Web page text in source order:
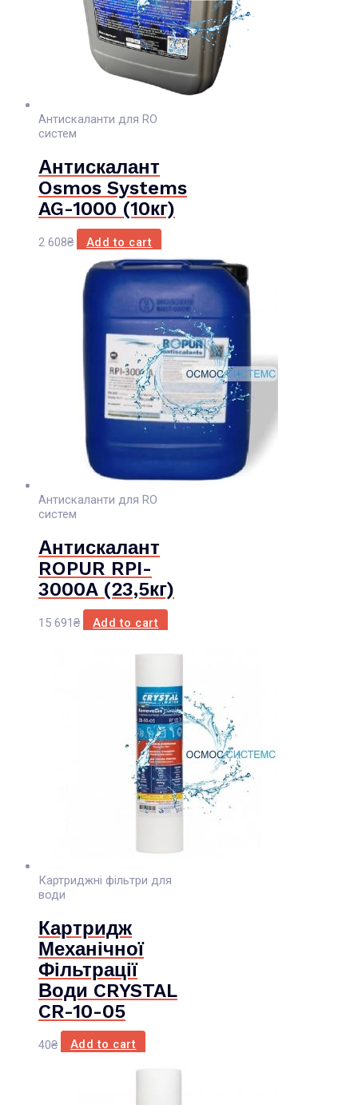
Антискаланти для RO
систем
Антискалант
Osmos Systems
AG-1000 (10кг)
2 608₴ Add to cart
Антискаланти для RO
систем
Антискалант
ROPUR RPI-
3000A (23,5кг)
15 691₴ Add to cart
Картриджні фільтри для
води
Картридж
Механічної
Фільтрації
Води CRYSTAL
CR-10-05
40₴ Add to cart